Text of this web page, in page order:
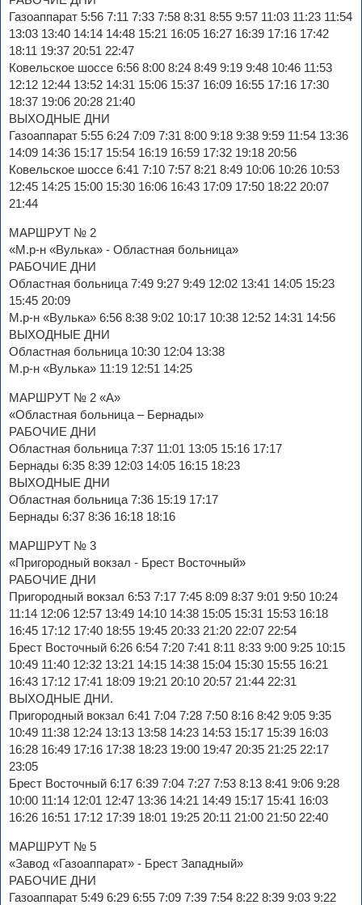
Газоаппарат 5:56 7:11 7:33 7:58 8:31 8:55 9:57 11:03 11:23 11:54
13:03 13:40 14:14 14:48 15:21 16:05 16:27 16:39 17:16 17:42
18:11 19:37 20:51 22:47
Ковельское шоссе 6:56 8:00 8:24 8:49 9:19 9:48 10:46 11:53
12:12 12:44 13:52 14:31 15:06 15:37 16:09 16:55 17:16 17:30
18:37 19:06 20:28 21:40
ВЫХОДНЫЕ ДНИ
Газоаппарат 5:55 6:24 7:09 7:31 8:00 9:18 9:38 9:59 11:54 13:36
14:09 14:36 15:17 15:54 16:19 16:59 17:32 19:18 20:56
Ковельское шоссе 6:41 7:10 7:57 8:21 8:49 10:06 10:26 10:53
12:45 14:25 15:00 15:30 16:06 16:43 17:09 17:50 18:22 20:07
21:44
МАРШРУТ № 2
«М.р-н «Вулька» - Областная больница»
РАБОЧИЕ ДНИ
Областная больница 7:49 9:27 9:49 12:02 13:41 14:05 15:23
15:45 20:09
М.р-н «Вулька» 6:56 8:38 9:02 10:17 10:38 12:52 14:31 14:56
ВЫХОДНЫЕ ДНИ
Областная больница 10:30 12:04 13:38
М.р-н «Вулька» 11:19 12:51 14:25
МАРШРУТ № 2 «А»
«Областная больница – Бернады»
РАБОЧИЕ ДНИ
Областная больница 7:37 11:01 13:05 15:16 17:17
Бернады 6:35 8:39 12:03 14:05 16:15 18:23
ВЫХОДНЫЕ ДНИ
Областная больница 7:36 15:19 17:17
Бернады 6:37 8:36 16:18 18:16
МАРШРУТ № 3
«Пригородный вокзал - Брест Восточный»
РАБОЧИЕ ДНИ
Пригородный вокзал 6:53 7:17 7:45 8:09 8:37 9:01 9:50 10:24
11:14 12:06 12:57 13:49 14:10 14:38 15:05 15:31 15:53 16:18
16:45 17:12 17:40 18:55 19:45 20:33 21:20 22:07 22:54
Брест Восточный 6:26 6:54 7:20 7:41 8:11 8:33 9:00 9:25 10:15
10:49 11:40 12:32 13:21 14:15 14:38 15:04 15:30 15:55 16:21
16:43 17:12 17:41 18:09 19:21 20:10 20:57 21:44 22:31
ВЫХОДНЫЕ ДНИ.
Пригородный вокзал 6:41 7:04 7:28 7:50 8:16 8:42 9:05 9:35
10:49 11:38 12:24 13:13 13:58 14:23 14:53 15:17 15:39 16:03
16:28 16:49 17:16 17:38 18:23 19:00 19:47 20:35 21:25 22:17
23:05
Брест Восточный 6:17 6:39 7:04 7:27 7:53 8:13 8:41 9:06 9:28
10:00 11:14 12:01 12:47 13:36 14:21 14:49 15:17 15:41 16:03
16:26 16:51 17:12 17:39 18:01 19:25 20:11 21:00 21:50 22:40
МАРШРУТ № 5
«Завод «Газоаппарат» - Брест Западный»
РАБОЧИЕ ДНИ
Газоаппарат 5:49 6:29 6:55 7:09 7:39 7:54 8:22 8:39 9:03 9:22